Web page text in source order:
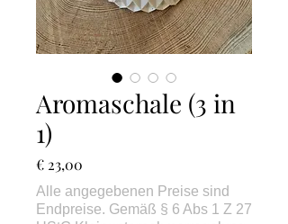
Aromaschale (3 in
1)
€ 23,00